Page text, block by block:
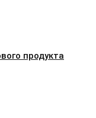
продукта